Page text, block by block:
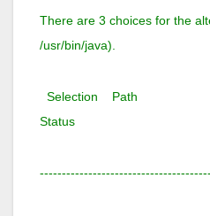
There are 3 choices for the
/usr/bin/java).
Selection
Status